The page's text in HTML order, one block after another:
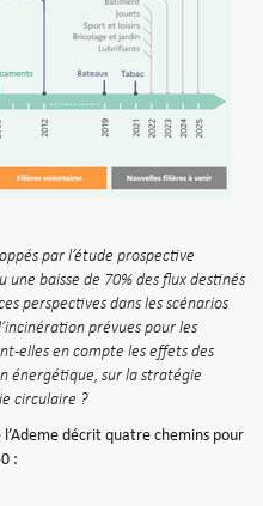
par l’étude prospective
une baisse de 70% des flux destinés
perspectives dans les scénarios
prévues pour les
elles en compte les effets des
énergétique, sur la stratégie
circulaire ?
décrit quatre chemins pour
: